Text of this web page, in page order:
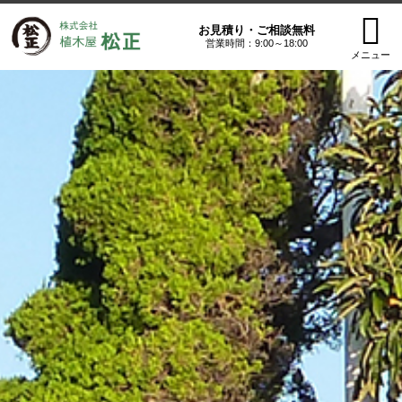
お見積り・ご相談無料
営業時間：9:00～18:00
メニュー